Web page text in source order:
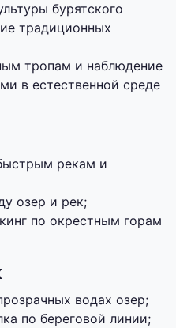
бурятского
традиционных
тропам и наблюдение
в естественной среде
рекам и
озер и рек;
по окрестным горам
водах озер;
по береговой линии;